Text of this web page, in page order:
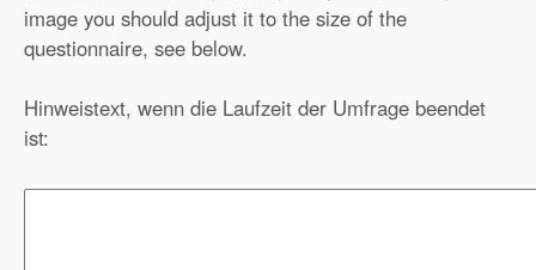
image you should adjust it to the size of the
questionnaire, see below.
Hinweistext, wenn die Laufzeit der Umfrage beendet
ist: